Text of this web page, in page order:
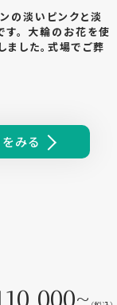
の淡いピンクと淡
。 大輪のお花を使
ました。式場でご葬
みる